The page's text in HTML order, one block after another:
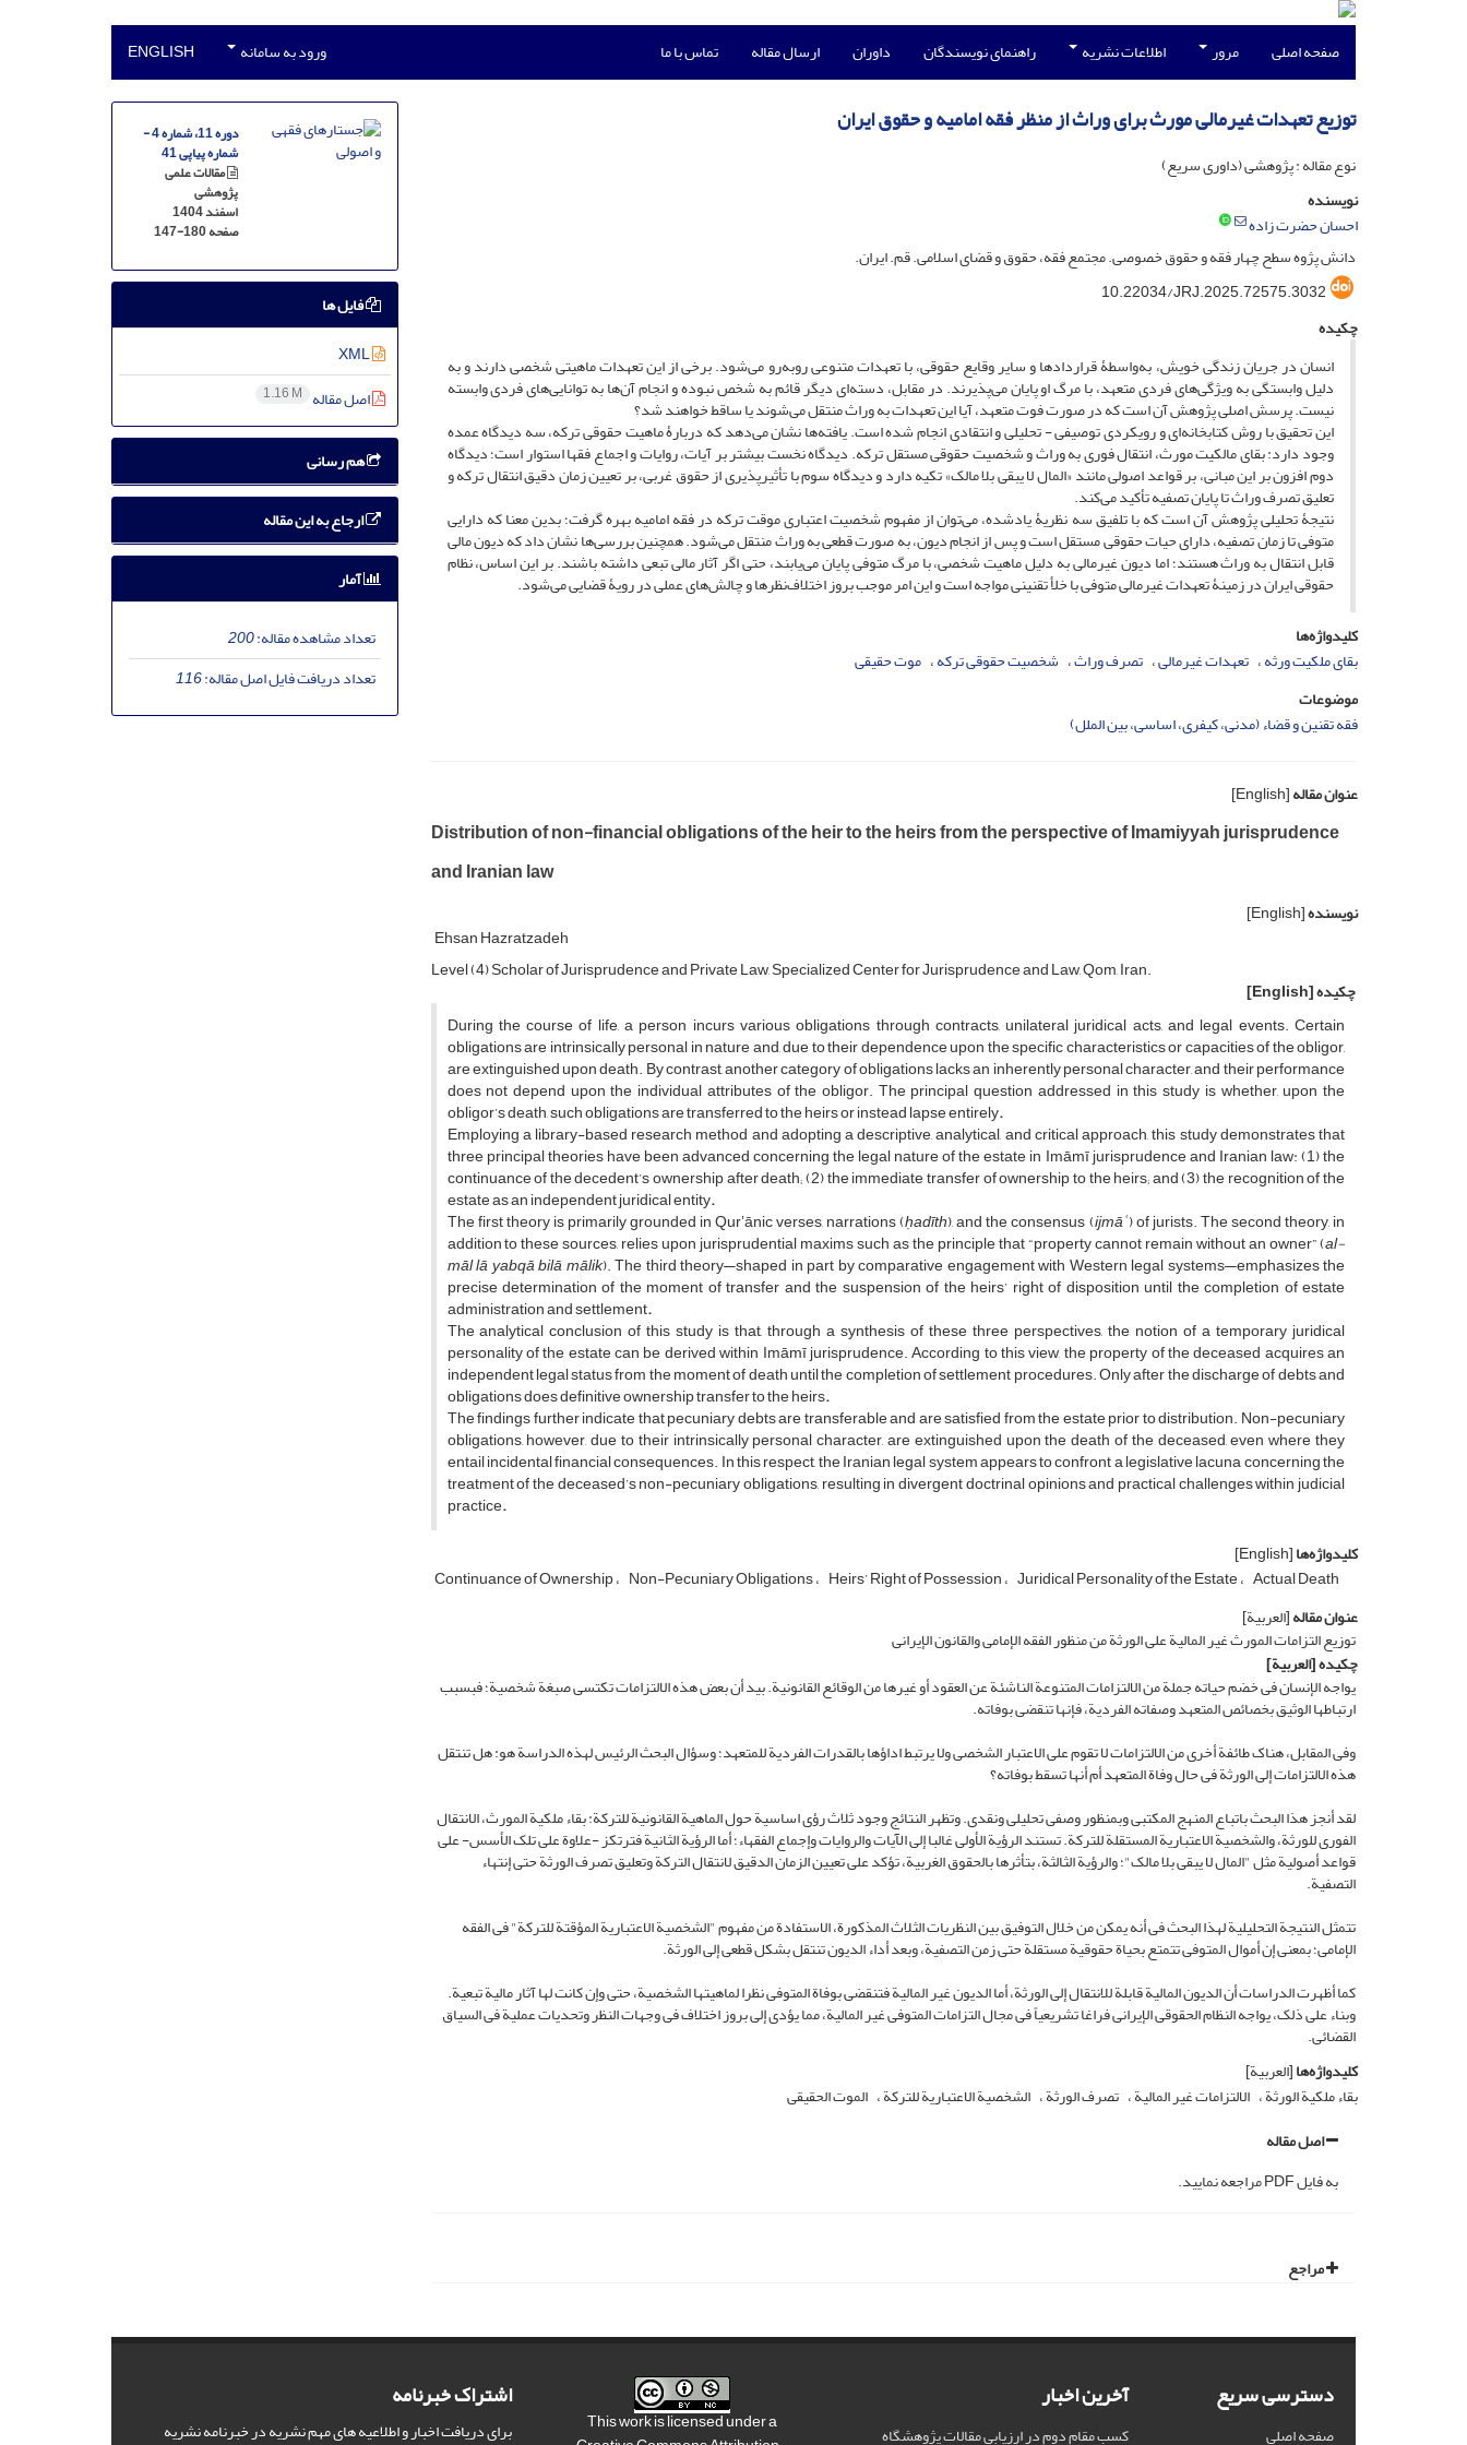
صفحه اصلی مرور اطلاعات نشریه راهنمای نویسندگان داوران ارسال مقاله تماس با ما ورود به سامانه ENGLISH
توزیع تعهدات غیرمالی مورث برای وراث از منظر فقه امامیه و حقوق ایران
نوع مقاله : پژوهشی (داوری سریع)
نویسنده
احسان حضرت زاده
دانش پژوه سطح چهار فقه و حقوق خصوصی. مجتمع فقه، حقوق و قضای اسلامی. قم. ایران.
10.22034/JRJ.2025.72575.3032
چکیده
انسان در جریان زندگی خویش، به‌واسطۀ قراردادها و سایر وقایع حقوقی، با تعهدات متنوعی روبه‌رو می‌شود. برخی از این تعهدات ماهیتی شخصی دارند و به
دلیل وابستگی به ویژگی‌های فردی متعهد، با مرگ او پایان می‌پذیرند. در مقابل، دسته‌ای دیگر قائم به شخص نبوده و انجام آن‌ها به توانایی‌های فردی وابسته
نیست. پرسش اصلی پژوهش آن است که در صورت فوت متعهد، آیا این تعهدات به وراث منتقل می‌شوند یا ساقط خواهند شد؟
این تحقیق با روش کتابخانه‌ای و رویکردی توصیفی - تحلیلی و انتقادی انجام شده است. یافته‌ها نشان می‌دهد که دربارۀ ماهیت حقوقی ترکه، سه دیدگاه عمده
وجود دارد: بقای مالکیت مورث، انتقال فوری به وراث و شخصیت حقوقی مستقل ترکه. دیدگاه نخست بیشتر بر آیات، روایات و اجماع فقها استوار است؛ دیدگاه
دوم افزون بر این مبانی، بر قواعد اصولی مانند «المال لا یبقی بلا مالک» تکیه دارد و دیدگاه سوم با تأثیرپذیری از حقوق غربی، بر تعیین زمان دقیق انتقال ترکه و
تعلیق تصرف وراث تا پایان تصفیه تأکید می‌کند.
نتیجۀ تحلیلی پژوهش آن است که با تلفیق سه نظریۀ یادشده، می‌توان از مفهوم شخصیت اعتباری موقت ترکه در فقه امامیه بهره گرفت؛ بدین معنا که دارایی
متوفی تا زمان تصفیه، دارای حیات حقوقی مستقل است و پس از انجام دیون، به صورت قطعی به وراث منتقل می‌شود. همچنین بررسی‌ها نشان داد که دیون مالی
قابل انتقال به وراث هستند؛ اما دیون غیرمالی به دلیل ماهیت شخصی، با مرگ متوفی پایان می‌یابند، حتی اگر آثار مالی تبعی داشته باشند. بر این اساس، نظام
حقوقی ایران در زمینۀ تعهدات غیرمالی متوفی با خلأ تقنینی مواجه است و این امر موجب بروز اختلاف‌نظرها و چالش‌های عملی در رویۀ قضایی می‌شود.
کلیدواژه‌ها
بقای ملکیت ورثه تعهدات غیرمالی تصرف وراث شخصیت حقوقی ترکه موت حقیقی
موضوعات
فقه تقنین و قضاء (مدنی، کیفری، اساسی، بین الملل)
عنوان مقاله[English]
Distribution of non-financial obligations of the heir to the heirs from the perspective of Imamiyyah jurisprudence
and Iranian law
نویسنده[English]
Ehsan Hazratzadeh
Level (4) Scholar of Jurisprudence and Private Law, Specialized Center for Jurisprudence and Law, Qom, Iran.
چکیده[English]
During the course of life, a person incurs various obligations through contracts, unilateral juridical acts, and legal events. Certain
obligations are intrinsically personal in nature and, due to their dependence upon the specific characteristics or capacities of the obligor,
are extinguished upon death. By contrast, another category of obligations lacks an inherently personal character, and their performance
does not depend upon the individual attributes of the obligor. The principal question addressed in this study is whether, upon the
obligor’s death, such obligations are transferred to the heirs or instead lapse entirely.
Employing a library-based research method and adopting a descriptive, analytical, and critical approach, this study demonstrates that
three principal theories have been advanced concerning the legal nature of the estate in Imāmī jurisprudence and Iranian law: (1) the
continuance of the decedent’s ownership after death; (2) the immediate transfer of ownership to the heirs; and (3) the recognition of the
estate as an independent juridical entity.
The first theory is primarily grounded in Qurʼānic verses, narrations (ḥadīth), and the consensus (ijmāʿ) of jurists. The second theory, in
addition to these sources, relies upon jurisprudential maxims such as the principle that “property cannot remain without an owner” (al-
māl lā yabqā bilā mālik). The third theory—shaped in part by comparative engagement with Western legal systems—emphasizes the
precise determination of the moment of transfer and the suspension of the heirs’ right of disposition until the completion of estate
administration and settlement.
The analytical conclusion of this study is that, through a synthesis of these three perspectives, the notion of a temporary juridical
personality of the estate can be derived within Imāmī jurisprudence. According to this view, the property of the deceased acquires an
independent legal status from the moment of death until the completion of settlement procedures. Only after the discharge of debts and
obligations does definitive ownership transfer to the heirs.
The findings further indicate that pecuniary debts are transferable and are satisfied from the estate prior to distribution. Non-pecuniary
obligations, however, due to their intrinsically personal character, are extinguished upon the death of the deceased, even where they
entail incidental financial consequences. In this respect, the Iranian legal system appears to confront a legislative lacuna concerning the
treatment of the deceased’s non-pecuniary obligations, resulting in divergent doctrinal opinions and practical challenges within judicial
practice.
کلیدواژه‌ها[English]
Continuance of Ownership Non-Pecuniary Obligations Heirs’ Right of Possession Juridical Personality of the Estate Actual Death
عنوان مقاله[العربیة]
توزیع التزامات المورث غیر المالیة على الورثة من منظور الفقه الإمامی والقانون الإیرانی
چکیده[العربیة]
یواجه الإنسان فی خضم حیاته جملة من الالتزامات المتنوعة الناشئة عن العقود أو غیرها من الوقائع القانونیة. بید أن بعض هذه الالتزامات تکتسی صبغة شخصیة؛ فبسبب
ارتباطها الوثیق بخصائص المتعهد وصفاته الفردیة، فإنها تنقضی بوفاته.
وفی المقابل، هناک طائفة أخرى من الالتزامات لا تقوم على الاعتبار الشخصی ولا یرتبط اداؤها بالقدرات الفردیة للمتعهد؛ وسؤال البحث الرئیس لهذه الدراسة هو: هل تنتقل
هذه الالتزامات إلى الورثة فی حال وفاة المتعهد أم أنها تسقط بوفاته؟
لقد أنجز هذا البحث باتباع المنهج المکتبی وبمنظور وصفی تحلیلی ونقدی. وتظهر النتائج وجود ثلاث رؤى اساسیة حول الماهیة القانونیة للترکة: بقاء ملکیة المورث، الانتقال
الفوری للورثة، والشخصیة الاعتباریة المستقلة للترکة. تستند الرؤیة الأولى غالبا إلى الآیات والروایات وإجماع الفقهاء؛ أما الرؤیة الثانیة فترتکز -علاوة على تلک الأسس- على
قواعد أصولیة مثل "المال لا یبقى بلا مالک"؛ والرؤیة الثالثة، بتأثرها بالحقوق الغربیة، تؤکد على تعیین الزمان الدقیق لانتقال الترکة وتعلیق تصرف الورثة حتى إنتهاء
التصفیة.
تتمثل النتیجة التحلیلیة لهذا البحث فی أنه یمکن من خلال التوفیق بین النظریات الثلاث المذکورة، الاستفادة من مفهوم "الشخصیة الاعتباریة المؤقتة للترکة" فی الفقه
الإمامی؛ بمعنى إن أموال المتوفى تتمتع بحیاة حقوقیة مستقلة حتى زمن التصفیة، وبعد أداء الدیون تنتقل بشکل قطعی إلى الورثة.
کما أظهرت الدراسات أن الدیون المالیة قابلة للانتقال إلى الورثة، أما الدیون غیر المالیة فتنقضی بوفاة المتوفى نظرا لماهیتها الشخصیة، حتى وإن کانت لها آثار مالیة تبعیة.
وبناء على ذلک، یواجه النظام الحقوقی الإیرانی فراغا تشریعیاً فی مجال التزامات المتوفى غیر المالیة، مما یؤدی إلى بروز اختلاف فی وجهات النظر وتحدیات عملیة فی السیاق
القضائی.
کلیدواژه‌ها[العربیة]
بقاء ملکیة الورثة الالتزامات غیر المالیة تصرف الورثة الشخصیة الاعتباریة للترکة الموت الحقیقی
اصل مقاله
به فایل PDF مراجعه نمایید.
مراجع
دوره 11، شماره 4 -
شماره پیاپی 41
مقالات علمی
پژوهشی
اسفند 1404
صفحه147-180
فایل ها
XML
اصل مقاله 1.16 M
هم رسانی
ارجاع به این مقاله
آمار
تعداد مشاهده مقاله:200
تعداد دریافت فایل اصل مقاله:116
دسترسی سریع
صفحه اصلی
آخرین اخبار
کسب مقام دوم در ارزیابی مقالات پژوهشگاه This work is licensed under a
اشتراک خبرنامه
برای دریافت اخبار و اطلاعیه های مهم نشریه در خبرنامه نشریه